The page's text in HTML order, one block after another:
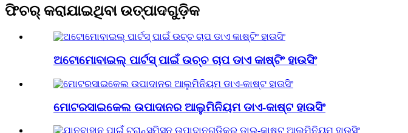
ଫିଚର୍ କରାଯାଇଥିବା ଉତ୍ପାଦଗୁଡ଼ିକ
ଅଟୋମୋବାଇଲ୍ ପାର୍ଟସ୍ ପାଇଁ ଉଚ୍ଚ ଚାପ ଡାଏ କାଷ୍ଟିଂ ହାଉସିଂ
ମୋଟରସାଇକେଲ ଉପାଦାନର ଆଲୁମିନିୟମ ଡାଏ-କାଷ୍ଟ ହାଉସିଂ